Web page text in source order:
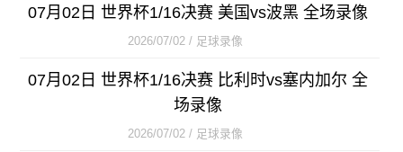
07月02日 世界杯1/16决赛 美国vs波黑 全场录像
2026/07/02 / 足球录像
07月02日 世界杯1/16决赛 比利时vs塞内加尔 全
场录像
2026/07/02 / 足球录像